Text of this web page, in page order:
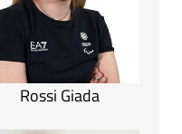
Rossi Giada